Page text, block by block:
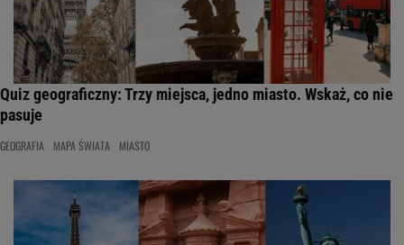
Quiz geograficzny: Trzy miejsca, jedno miasto. Wskaż, co nie
pasuje
GEOGRAFIA MAPA ŚWIATA MIASTO